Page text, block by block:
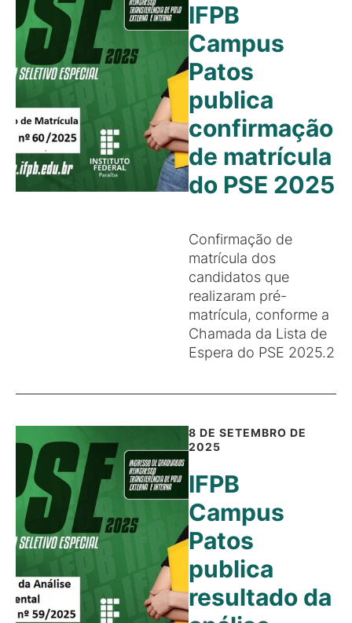
IFPB
Campus
Patos
publica
confirmação
de matrícula
do PSE 2025
Confirmação de
matrícula dos
candidatos que
realizaram pré-
matrícula, conforme a
Chamada da Lista de
Espera do PSE 2025.2
8 DE SETEMBRO DE
2025
IFPB
Campus
Patos
publica
resultado da